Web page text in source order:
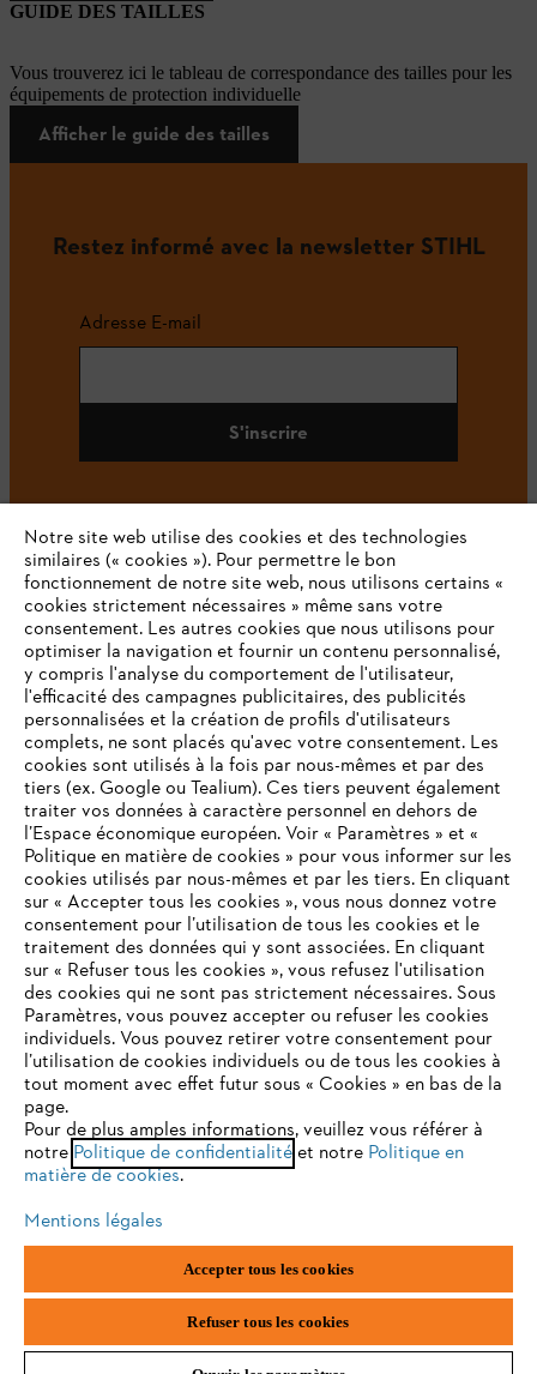
GUIDE DES TAILLES
Vous trouverez ici le tableau de correspondance des tailles pour les
équipements de protection individuelle
Afficher le guide des tailles
Restez informé avec la newsletter STIHL
Adresse E-mail
S'inscrire
#STIHL
L'Entreprise
STIHL FAQ
Contact
Politique de protection des données
Mentions légales Utilisation des cookies
ANDREAS STIHL NV, Veurtstraat 117, 2870 Puurs-Sint-Amands,
België/Belgique
VAT Number: BE 0427.714.768
VOTRE NAVIGATEUR INTERNET
N'EST PLUS PRIS EN CHARGE
Vous utilisez un navigateur Internet que nous ne prenons plus
en charge, et certaines fonctionnalités de notre site ne
peuvent fonctionner correctement. Pour une utilisation
optimale de notre site, nous vous recommandons de passer à
l'un des navigateurs suivants :
firefox chrome
edge
Notre site web utilise des cookies et des technologies
similaires (« cookies »). Pour permettre le bon
fonctionnement de notre site web, nous utilisons certains «
cookies strictement nécessaires » même sans votre
consentement. Les autres cookies que nous utilisons pour
optimiser la navigation et fournir un contenu personnalisé,
y compris l'analyse du comportement de l'utilisateur,
l'efficacité des campagnes publicitaires, des publicités
personnalisées et la création de profils d'utilisateurs
complets, ne sont placés qu'avec votre consentement. Les
cookies sont utilisés à la fois par nous-mêmes et par des
tiers (ex. Google ou Tealium). Ces tiers peuvent également
traiter vos données à caractère personnel en dehors de
l’Espace économique européen. Voir « Paramètres » et «
Politique en matière de cookies » pour vous informer sur les
cookies utilisés par nous-mêmes et par les tiers. En cliquant
sur « Accepter tous les cookies », vous nous donnez votre
consentement pour l’utilisation de tous les cookies et le
traitement des données qui y sont associées. En cliquant
sur « Refuser tous les cookies », vous refusez l'utilisation
des cookies qui ne sont pas strictement nécessaires. Sous
Paramètres, vous pouvez accepter ou refuser les cookies
individuels. Vous pouvez retirer votre consentement pour
l’utilisation de cookies individuels ou de tous les cookies à
tout moment avec effet futur sous « Cookies » en bas de la
page.
Pour de plus amples informations, veuillez vous référer à
notre Politique de confidentialitéet notre Politique en
matière de cookies.
Mentions légales
Accepter tous les cookies
Refuser tous les cookies